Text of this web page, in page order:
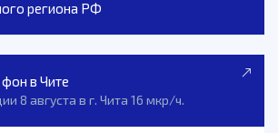
и северным районам. Утром
туман. Ветер ночью слабый,
региона РФ
в Чите
8 августа в г. Чита 16 мкр/ч.